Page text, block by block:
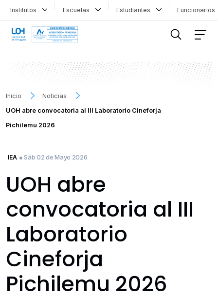
Institutos Escuelas Estudiantes
Inicio
Noticias
UOH abre convocatoria al III Laboratorio Cineforja
Pichilemu 2026
IEA ● Sáb 02 de Mayo 2026
UOH abre
convocatoria al III
Laboratorio
Cineforja
Pichilemu 2026